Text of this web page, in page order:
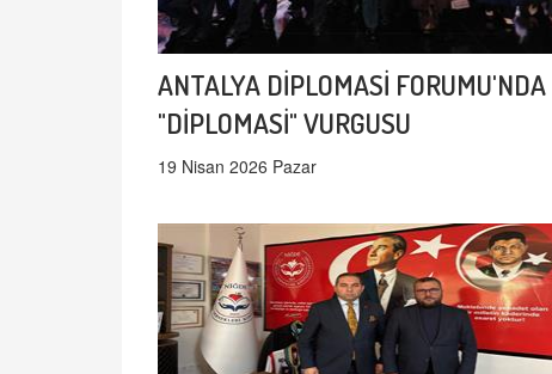
ANTALYA DİPLOMASİ FORUMU'NDA
"DİPLOMASİ" VURGUSU
19 Nisan 2026 Pazar